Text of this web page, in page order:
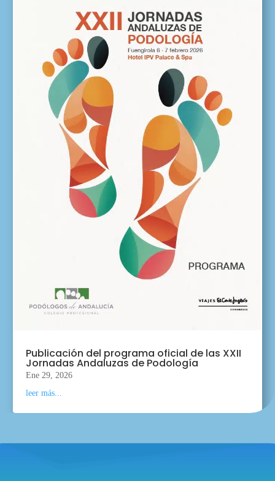
Publicación del programa oficial de las XXII
Jornadas Andaluzas de Podología
Ene 29, 2026
leer más...